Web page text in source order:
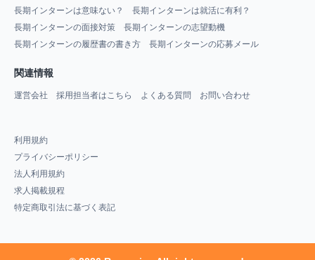
長期インターンは意味ない？
長期インターンは就活に有利？
長期インターンの面接対策
長期インターンの志望動機
長期インターンの履歴書の書き方
長期インターンの応募メール
関連情報
運営会社 採用担当者はこちら よくある質問 お問い合わせ
利用規約
プライバシーポリシー
法人利用規約
求人掲載規程
特定商取引法に基づく表記